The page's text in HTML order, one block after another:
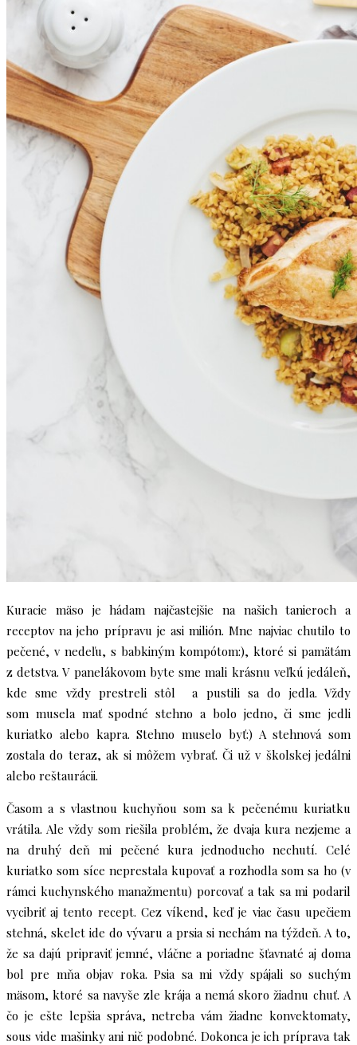
Kuracie mäso je hádam najčastejšie na našich tanieroch a
receptov na jeho prípravu je asi milión. Mne najviac chutilo to
pečené, v nedeľu, s babkiným kompótom:), ktoré si pamätám
z detstva. V panelákovom byte sme mali krásnu veľkú jedáleň,
kde sme vždy prestreli stôl a pustili sa do jedla. Vždy
som musela mať spodné stehno a bolo jedno, či sme jedli
kuriatko alebo kapra. Stehno muselo byť:) A stehnová som
zostala do teraz, ak si môžem vybrať. Či už v školskej jedálni
alebo reštaurácii.
Časom a s vlastnou kuchyňou som sa k pečenému kuriatku
vrátila. Ale vždy som riešila problém, že dvaja kura nezjeme a
na druhý deň mi pečené kura jednoducho nechutí. Celé
kuriatko som síce neprestala kupovať a rozhodla som sa ho (v
rámci kuchynského manažmentu) porcovať a tak sa mi podaril
vycibriť aj tento recept. Cez víkend, keď je viac času upečiem
stehná, skelet ide do vývaru a prsia si nechám na týždeň. A to,
že sa dajú pripraviť jemné, vláčne a poriadne šťavnaté aj doma
bol pre mňa objav roka. Psia sa mi vždy spájali so suchým
mäsom, ktoré sa navyše zle krája a nemá skoro žiadnu chuť. A
čo je ešte lepšia správa, netreba vám žiadne konvektomaty,
sous vide mašinky ani nič podobné. Dokonca je ich príprava tak